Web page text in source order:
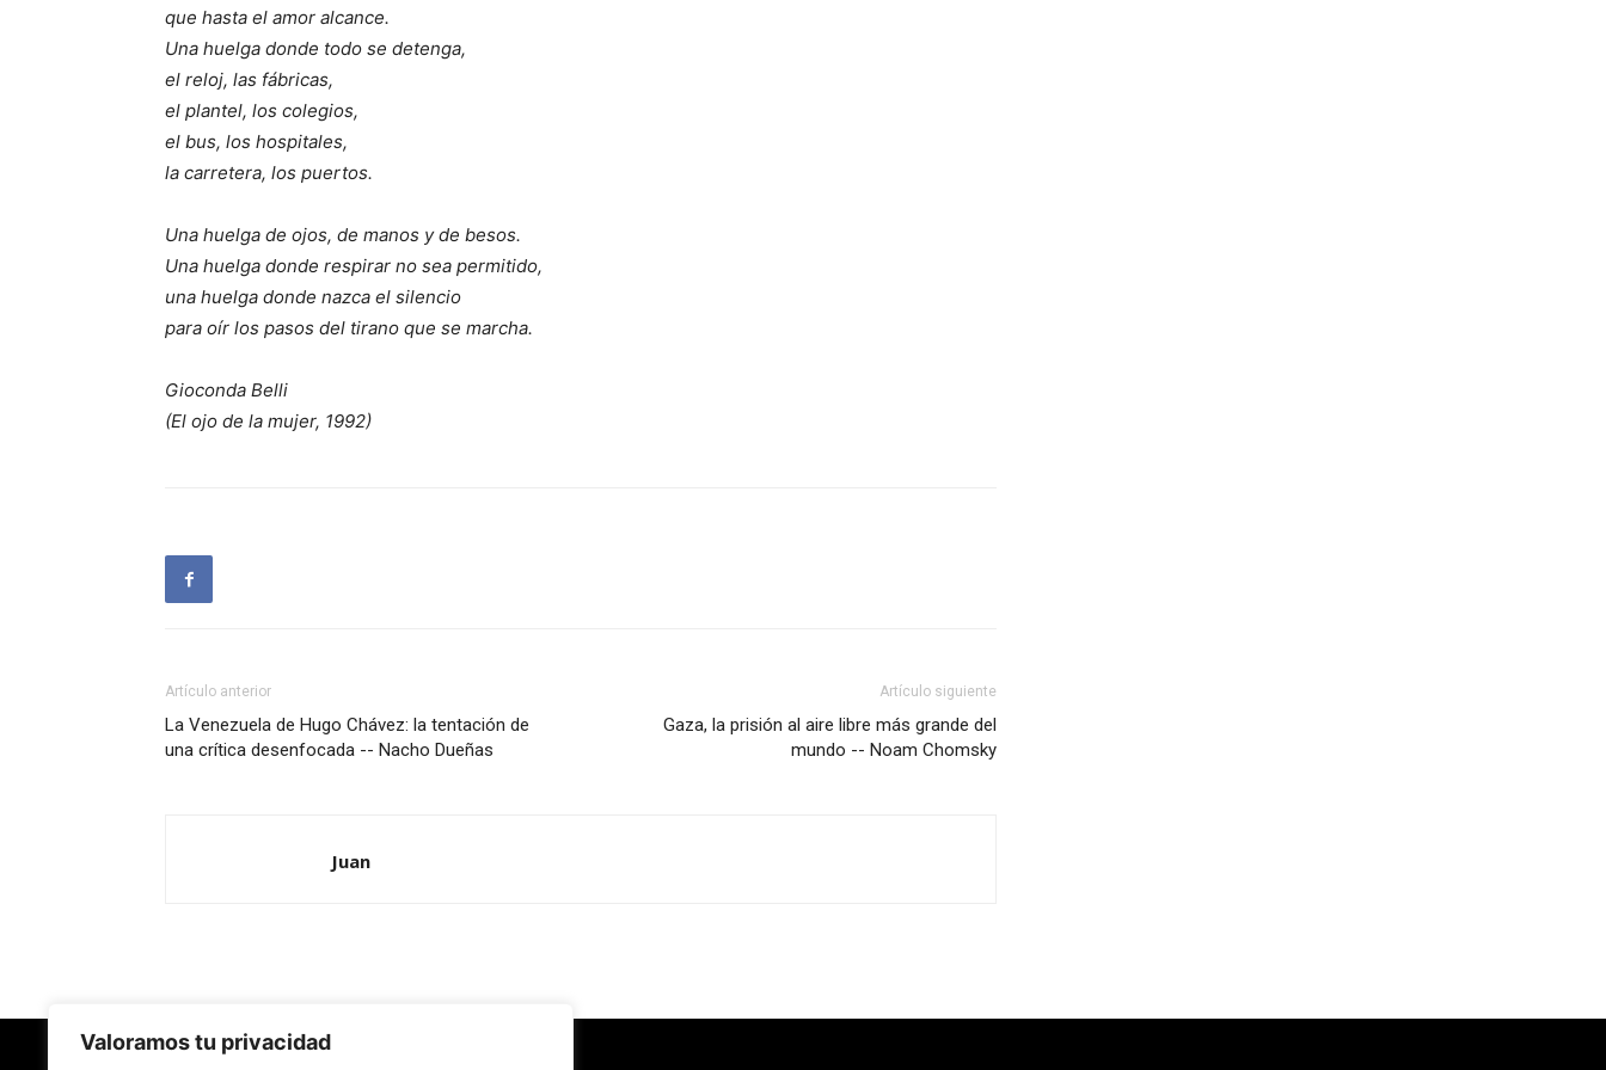
Valoramos tu privacidad
que hasta el amor alcance.
Una huelga donde todo se detenga,
el reloj, las fábricas,
el plantel, los colegios,
el bus, los hospitales,
la carretera, los puertos.
Una huelga de ojos, de manos y de besos.
Una huelga donde respirar no sea permitido,
una huelga donde nazca el silencio
para oír los pasos del tirano que se marcha.
Gioconda Belli
(El ojo de la mujer, 1992)
Artículo anterior
La Venezuela de Hugo Chávez: la tentación de
una crítica desenfocada -- Nacho Dueñas
Artículo siguiente
Gaza, la prisión al aire libre más grande del
mundo -- Noam Chomsky
Juan